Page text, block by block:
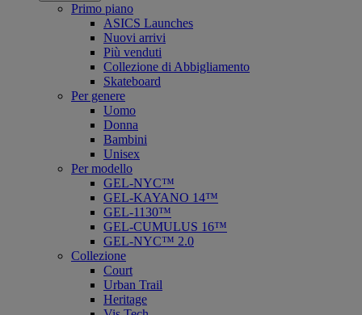
Primo piano
ASICS Launches
Nuovi arrivi
Più venduti
Collezione di Abbigliamento
Skateboard
Per genere
Uomo
Donna
Bambini
Unisex
Per modello
GEL-NYC™
GEL-KAYANO 14™
GEL-1130™
GEL-CUMULUS 16™
GEL-NYC™ 2.0
Collezione
Court
Urban Trail
Heritage